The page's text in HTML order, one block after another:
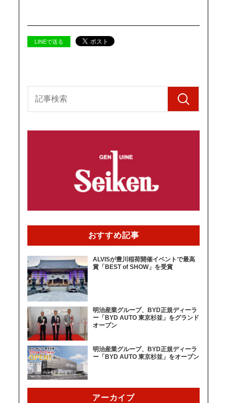
LINEで送る
おすすめ記事
ALVISが豊川稲荷開催イベントで最高
賞「BEST of SHOW」を受賞
明治産業グループ、BYD正規ディーラ
ー「BYD AUTO 東京杉並」をグランド
オープン
明治産業グループ、BYD正規ディーラ
ー「BYD AUTO 東京杉並」をオープン
アーカイブ